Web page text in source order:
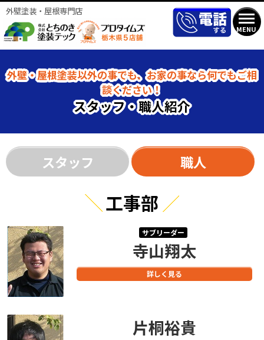
MENU
外壁塗装・屋根専門店
外壁・屋根塗装以外の事でも、お家の事なら何でもご相
談ください！
スタッフ・職人紹介
スタッフ 職人
工事部
サブリーダー
寺山翔太
詳しく見る
片桐裕貴